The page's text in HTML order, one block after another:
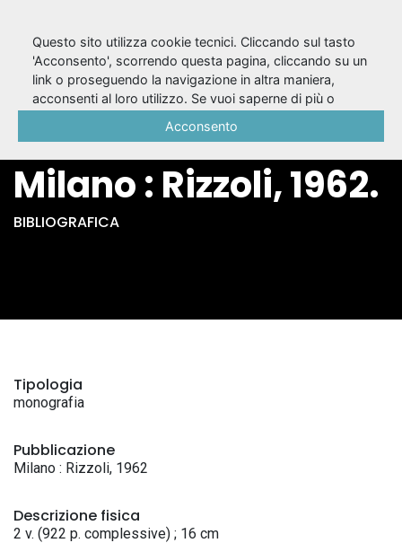
Commedie /
Ludovico Ariosto. -
Milano : Rizzoli, 1962.
BIBLIOGRAFICA
Tipologia
monografia
Pubblicazione
Milano : Rizzoli, 1962
Descrizione fisica
2 v. (922 p. complessive) ; 16 cm
Questo sito utilizza cookie tecnici. Cliccando sul tasto
'Acconsento', scorrendo questa pagina, cliccando su un
link o proseguendo la navigazione in altra maniera,
acconsenti al loro utilizzo. Se vuoi saperne di più o
Acconsento